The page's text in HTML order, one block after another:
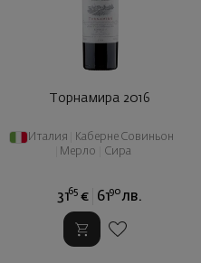
Торнамира 2016
Италия
Каберне Совиньон
Мерло Сира
3165 € 6190 лв.